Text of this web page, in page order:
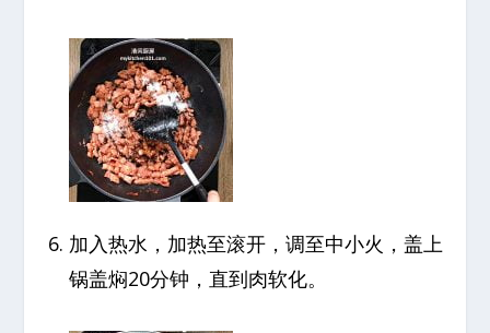
加入热水，加热至滚开，调至中小火，盖上
锅盖焖20分钟，直到肉软化。